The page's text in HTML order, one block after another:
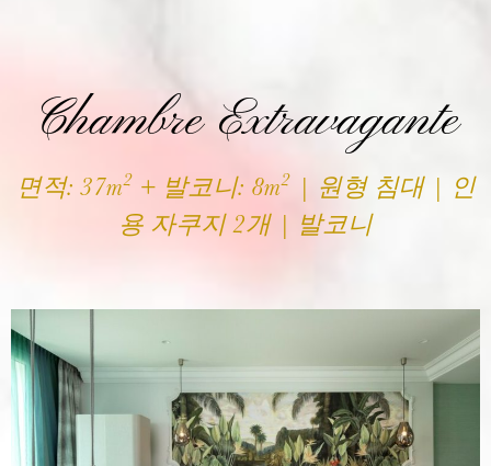
Chambre Extravagante
면적: 37m2 + 발코니: 8m2
| 원형 침대 | 인
용 자쿠지 2개 | 발코니